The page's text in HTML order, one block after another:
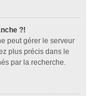
?!
peut gérer le serveur
plus précis dans le
par la recherche.